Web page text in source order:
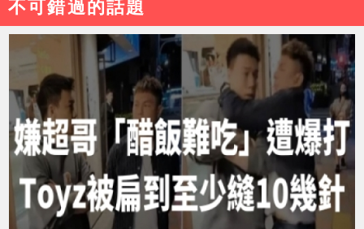
不可錯過的話題